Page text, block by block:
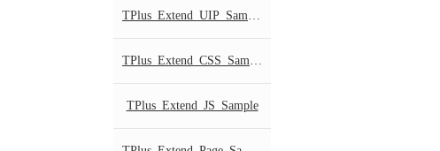
TPlus_Extend_JS_Sample